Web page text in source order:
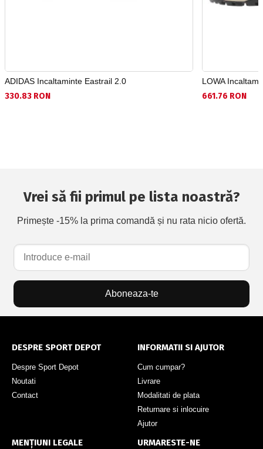
ADIDAS Incaltaminte Eastrail 2.0
330.83 RON
LOWA
661.76 RON
Vrei să fii primul pe lista noastră?
Primește -15% la prima comandă și nu rata nicio ofertă.
Aboneaza-te
DESPRE SPORT DEPOT
Despre Sport Depot
Noutati
Contact
INFORMATII SI AJUTOR
Cum cumpar?
Livrare
Modalitati de plata
Returnare si inlocuire
Ajutor
MENȚIUNI LEGALE URMARESTE-NE